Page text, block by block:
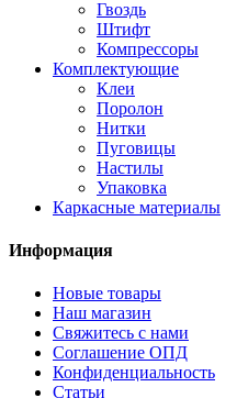
Гвоздь
Штифт
Компрессоры
Комплектующие
Клеи
Поролон
Нитки
Пуговицы
Настилы
Упаковка
Каркасные материалы
Информация
Новые товары
Наш магазин
Свяжитесь с нами
Соглашение ОПД
Конфиденциальность
Статьи